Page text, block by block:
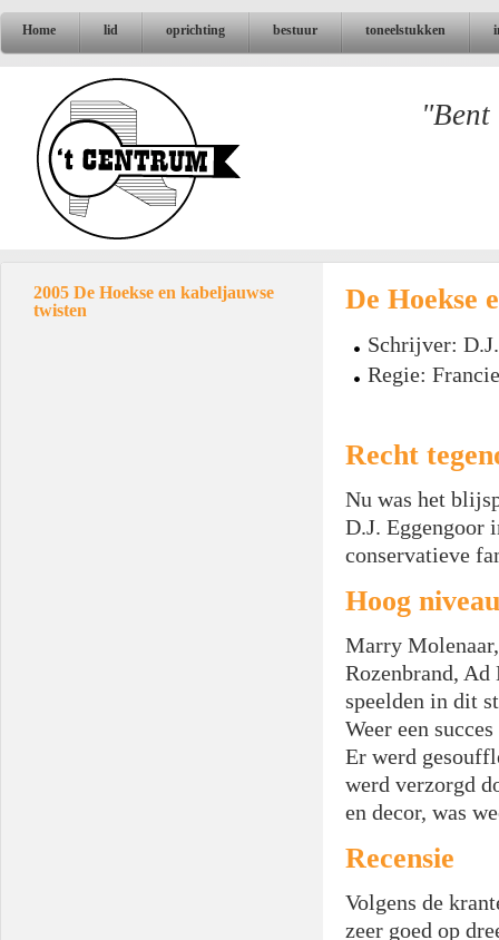
Home lid oprichting bestuur toneelstukken
"Bent
2005 De Hoekse en kabeljauwse
twisten
De Hoekse
Schrijver:
Regie:
Recht
Nu was het
D.J. Eggengoor
conservatieve
Hoog niveau
Marry
Rozenbrand, Ad
speelden in dit
Weer een
Er werd
werd verzorgd
en decor, was
Recensie
Volgens de
zeer goed op